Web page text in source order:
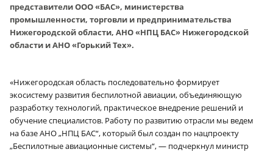
представители ООО «БАС», министерства
промышленности, торговли и предпринимательства
Нижегородской области, АНО «НПЦ БАС» Нижегородской
области и АНО «Горький Тех».
«Нижегородская область последовательно формирует
экосистему развития беспилотной авиации, объединяющую
разработку технологий, практическое внедрение решений и
обучение специалистов. Работу по развитию отрасли мы ведем
на базе АНО „НПЦ БАС“, который был создан по нацпроекту
„Беспилотные авиационные системы“, — подчеркнул министр